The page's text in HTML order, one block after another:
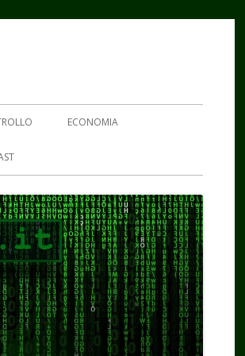
ECONOMIA